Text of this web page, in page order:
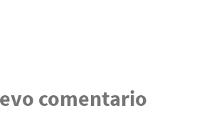
comentario